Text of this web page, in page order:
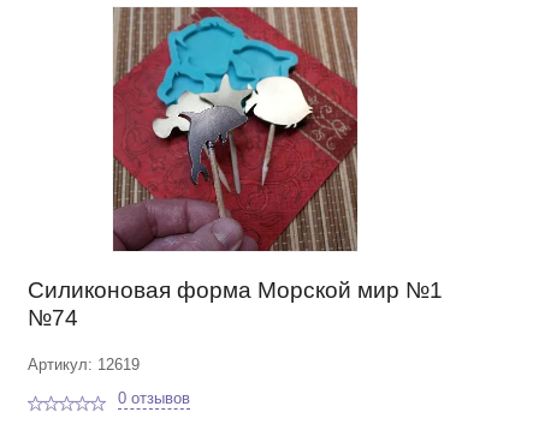
Силиконовая форма Морской мир №1
№74
Артикул: 12619
0 отзывов